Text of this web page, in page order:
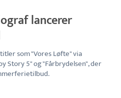
lancerer
som "Vores Løfte" via
Story 5" og "Fårbrydelsen", der